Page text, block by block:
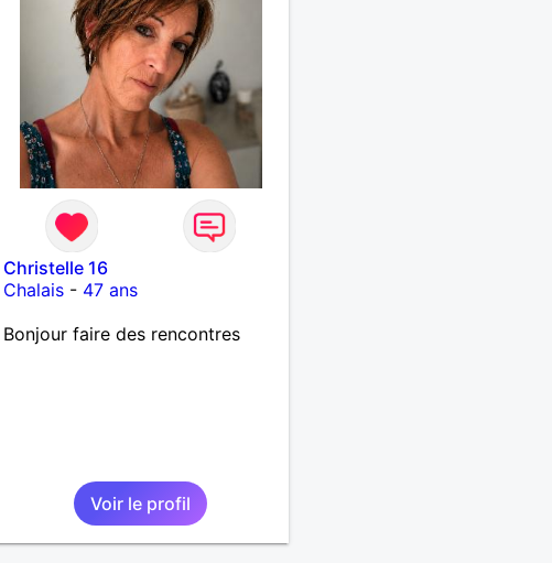
Christelle 16
Chalais - 47 ans
Bonjour faire des rencontres
Voir le profil